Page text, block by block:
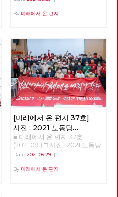
것은 그 작가가 어느 해인가 노
이 노벨문학상 수상자의 책들이
쏟아져 나왔고, 자연스럽게 <런
던스케치>라는 책을 만났습니
다. 18편의 단편 중에 마음에 남
은 작품은 '참새들'이라는 이야
기였습니다. '참새들'은 어느 카
페의 아침 풍경을 묘사한 이야기
인데, 아기 참새의 성장과 자식
의 독립을 지지하려고 노력하는
부부의 이야기를 같이 엮어내었
습니다. 성장의 이야기는 늘 감
동적입니다. 그리고, 시간이 한
참 흐른 후에 동네 여성주의 모
임에서 진행하는 독서 모임에 참
여하게 되었습니다. 매달 한 권
의 여성주의 책을 선정해서 같이
읽고 토론하는 모임이었는데 돌
아가면서 책을 추천했습니다. 나
By 미래에서 온 편지
[미래에서 온 편지 37호]
사진 : 2021 노동당
정기당대회 현장
■ 미래에서 온 편지 37호
(2021.09.) □ 사진 : 2021 노동당
정기당대회 현장 2021 노동당
편집위원 9월 11일 정기당대회.
Date 2021.09.29|
By 미래에서 온 편지